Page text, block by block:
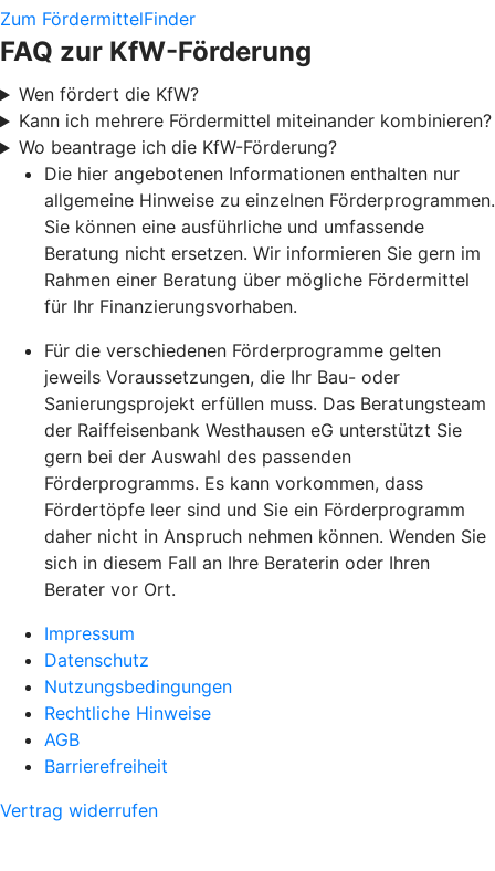
Zum FördermittelFinder
FAQ zur KfW-Förderung
Wen fördert die KfW?
Kann ich mehrere Fördermittel miteinander kombinieren?
Wo beantrage ich die KfW-Förderung?
Die hier angebotenen Informationen enthalten nur
allgemeine Hinweise zu einzelnen Förderprogrammen.
Sie können eine ausführliche und umfassende
Beratung nicht ersetzen. Wir informieren Sie gern im
Rahmen einer Beratung über mögliche Fördermittel
für Ihr Finanzierungsvorhaben.
Für die verschiedenen Förderprogramme gelten
jeweils Voraussetzungen, die Ihr Bau- oder
Sanierungsprojekt erfüllen muss. Das Beratungsteam
der Raiffeisenbank Westhausen eG unterstützt Sie
gern bei der Auswahl des passenden
Förderprogramms. Es kann vorkommen, dass
Fördertöpfe leer sind und Sie ein Förderprogramm
daher nicht in Anspruch nehmen können. Wenden Sie
sich in diesem Fall an Ihre Beraterin oder Ihren
Berater vor Ort.
Impressum
Datenschutz
Nutzungsbedingungen
Rechtliche Hinweise
AGB
Barrierefreiheit
Vertrag widerrufen